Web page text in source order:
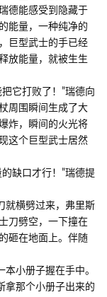
德能感受到隐藏于
能量，一种纯净的
巨型武士的手已经
放能量，就被生生
它打败了！”瑞德向
周围瞬间生成了大
炸，瞬间的火光将
这个巨型武士居然
缺口才行！”瑞德提
就横劈过来，弗里斯
刀劈空，一下撞在
砸在地面上。伴随
小册子握在手中。
拿那个小册子出来的